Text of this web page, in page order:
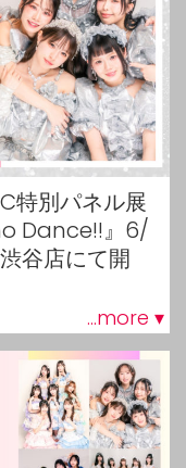
特別パネル展
Dance!!』6/
谷店にて開
...more ▾